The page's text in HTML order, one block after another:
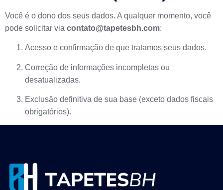
Você é o dono dos seus dados. A qualquer momento, você
pode solicitar via contato@tapetesbh.com:
Acesso e confirmação de que tratamos seus dados.
Correção de informações incompletas ou
desatualizadas.
Exclusão definitiva de sua base (exceto dados fiscais
obrigatórios).